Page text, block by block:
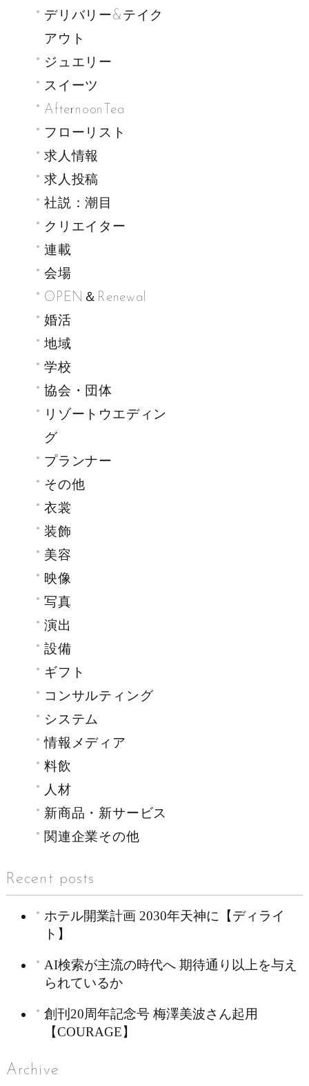
デリバリー&テイク
アウト
ジュエリー
スイーツ
AfternoonTea
フローリスト
求人情報
求人投稿
社説：潮目
クリエイター
連載
会場
OPEN＆Renewal
婚活
地域
学校
協会・団体
リゾートウエディン
グ
プランナー
その他
衣裳
装飾
美容
映像
写真
演出
設備
ギフト
コンサルティング
システム
情報メディア
料飲
人材
新商品・新サービス
関連企業その他
Recent posts
ホテル開業計画 2030年天神に【ディライ
ト】
AI検索が主流の時代へ 期待通り以上を与え
られているか
創刊20周年記念号 梅澤美波さん起用
【COURAGE】
Archive